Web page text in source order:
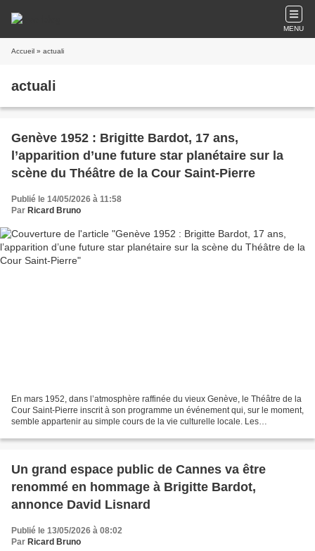
MENU
Accueil » actuali
actuali
Genève 1952 : Brigitte Bardot, 17 ans,
l’apparition d’une future star planétaire sur la
scène du Théâtre de la Cour Saint-Pierre
Publié le 14/05/2026 à 11:58
Par Ricard Bruno
En mars 1952, dans l’atmosphère raffinée du vieux Genève, le Théâtre de la
Cour Saint-Pierre inscrit à son programme un événement qui, sur le moment,
semble appartenir au simple cours de la vie culturelle locale. Les
Un grand espace public de Cannes va être
renommé en hommage à Brigitte Bardot,
annonce David Lisnard
Publié le 13/05/2026 à 08:02
Par Ricard Bruno